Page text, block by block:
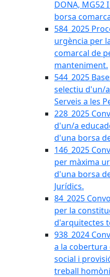
DONA, MG52
borsa
584_2025
urgència per
comarcal de
manteniment.
544_2025
selectiu d'un/
Serveis a les
228_2025
d'un/a
d'una borsa
146_2025
per màxima
d'una borsa
Jurídics.
84_2025
per la
d'arquitectes
938_2024
a la
social i
treball